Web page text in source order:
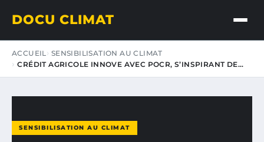
DOCU CLIMAT
ACCUEIL SENSIBILISATION AU CLIMAT
CRÉDIT AGRICOLE INNOVE AVEC POCR, S’INSPIRANT DE…
SENSIBILISATION AU CLIMAT